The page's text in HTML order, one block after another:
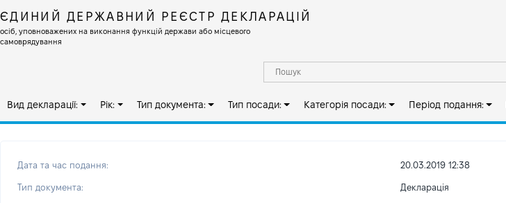
ЄДИНИЙ ДЕРЖАВНИЙ РЕЄСТР ДЕКЛАРАЦІЙ
осіб, уповноважених на виконання функцій держави або місцевого
самоврядування
Вид декларації: Рік: Тип документа: Тип посади: Категорія посади: Період подання:
Дата та час подання: 20.03.2019 12:38
Тип документа: Декларація